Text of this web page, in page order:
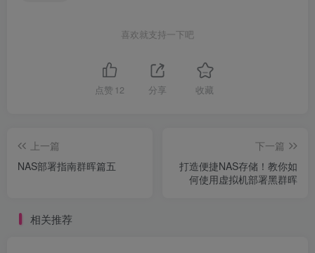
喜欢就支持一下吧
点赞 12 分享 收藏
上一篇
NAS部署指南群晖篇五
下一篇
打造便捷NAS存储！教你如
何使用虚拟机部署黑群晖
相关推荐